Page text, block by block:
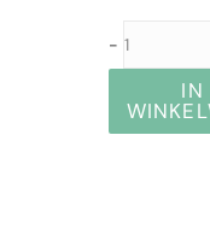
-
IN